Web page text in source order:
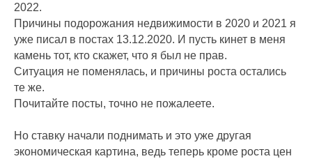
2022.
Причины подорожания недвижимости в 2020 и 2021 я
уже писал в постах 13.12.2020. И пусть кинет в меня
камень тот, кто скажет, что я был не прав.
Ситуация не поменялась, и причины роста остались
те же.
Почитайте посты, точно не пожалеете.
Но ставку начали поднимать и это уже другая
экономическая картина, ведь теперь кроме роста цен